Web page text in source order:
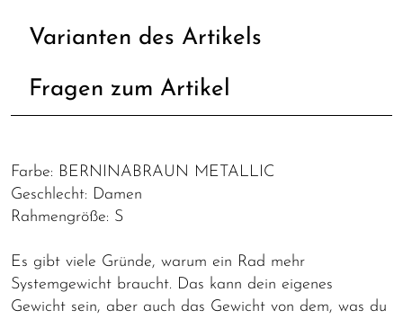
Varianten des Artikels
Fragen zum Artikel
Farbe: BERNINABRAUN METALLIC
Geschlecht: Damen
Rahmengröße: S
Es gibt viele Gründe, warum ein Rad mehr
Systemgewicht braucht. Das kann dein eigenes
Gewicht sein, aber auch das Gewicht von dem, was du